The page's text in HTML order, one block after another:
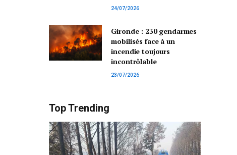
24/07/2026
Gironde : 230 gendarmes
mobilisés face à un
incendie toujours
incontrôlable
23/07/2026
Top Trending